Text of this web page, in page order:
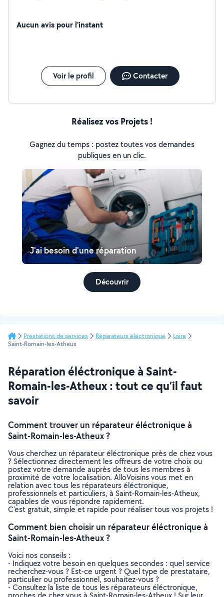
Aucun avis pour l'instant
Voir le profil Contacter
Réalisez vos Projets !
Gagnez du temps : postez toutes vos demandes
publiques en un clic.
J'ai besoin d'une réparation
Découvrir
Prestations de services Réparateurs éléctronique
Loire
Saint-Romain-les-Atheux
Réparation éléctronique à Saint-
Romain-les-Atheux : tout ce qu’il faut
savoir
Comment trouver un réparateur éléctronique à
Saint-Romain-les-Atheux ?
Vous cherchez un réparateur éléctronique près de chez vous
? Sélectionnez directement les offreurs de votre choix ou
postez votre demande auprès de tous les membres à
proximité de votre localisation. AlloVoisins vous met en
relation avec tous les réparateurs éléctronique,
professionnels et particuliers, à Saint-Romain-les-Atheux,
capables de vous répondre rapidement.
C’est gratuit, simple et rapide pour réaliser tous vos projets !
Comment bien choisir un réparateur éléctronique à
Saint-Romain-les-Atheux ?
Voici nos conseils :
- Indiquez votre besoin en quelques secondes : quel service
recherchez-vous ? Est-ce urgent ? Quel type de prestataire,
particulier ou professionnel, souhaitez-vous ?
- Consultez la liste de tous les réparateurs éléctronique,